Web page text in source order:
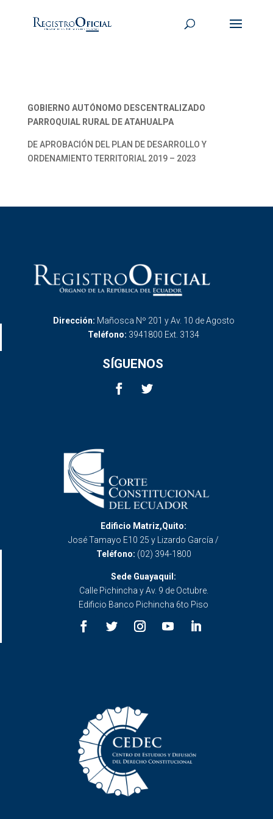
GOBIERNO AUTÓNOMO DESCENTRALIZADO
PARROQUIAL RURAL DE ATAHUALPA
DE APROBACIÓN DEL PLAN DE DESARROLLO Y
ORDENAMIENTO TERRITORIAL 2019 – 2023
Dirección: Mañosca Nº 201 y Av. 10 de Agosto
Teléfono: 3941800 Ext. 3134
SÍGUENOS
Edificio Matriz,Quito:
José Tamayo E10 25 y Lizardo García /
Teléfono: (02) 394-1800
Sede Guayaquil:
Calle Pichincha y Av. 9 de Octubre.
Edificio Banco Pichincha 6to Piso